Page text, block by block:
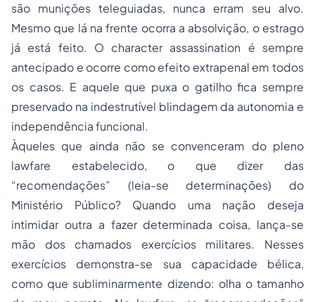
são munições teleguiadas, nunca erram seu alvo.
Mesmo que lá na frente ocorra a absolvição, o estrago
já está feito. O character assassination é sempre
antecipado e ocorre como efeito extrapenal em todos
os casos. E aquele que puxa o gatilho fica sempre
preservado na indestrutível blindagem da autonomia e
independência funcional.
Àqueles que ainda não se convenceram do pleno
lawfare estabelecido, o que dizer das
“recomendações” (leia-se determinações) do
Ministério Público? Quando uma nação deseja
intimidar outra a fazer determinada coisa, lança-se
mão dos chamados exercícios militares. Nesses
exercícios demonstra-se sua capacidade bélica,
como que subliminarmente dizendo: olha o tamanho